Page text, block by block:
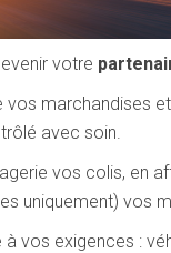
votre
vos marchandises
avec soin.
vos colis, en
uniquement) vos
vos exigences :